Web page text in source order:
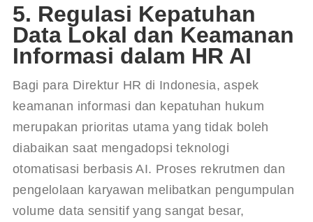
5. Regulasi Kepatuhan
Data Lokal dan Keamanan
Informasi dalam HR AI
Bagi para Direktur HR di Indonesia, aspek
keamanan informasi dan kepatuhan hukum
merupakan prioritas utama yang tidak boleh
diabaikan saat mengadopsi teknologi
otomatisasi berbasis AI. Proses rekrutmen dan
pengelolaan karyawan melibatkan pengumpulan
volume data sensitif yang sangat besar,